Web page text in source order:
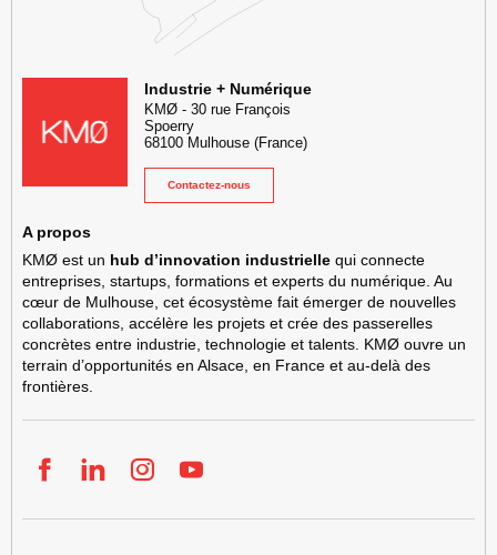
KMØ Hub d’innovation industrielle et lieu événementiel au cœur
Industrie + Numérique
KMØ- 30 rue François
Spoerry
68100 Mulhouse (France)
Contactez-nous
A propos
KMØ est un hub d’innovation industrielle qui connecte
entreprises, startups, formations et experts du numérique. Au
cœur de Mulhouse, cet écosystème fait émerger de nouvelles
collaborations, accélère les projets et crée des passerelles
concrètes entre industrie, technologie et talents. KMØ ouvre un
terrain d’opportunités en Alsace, en France et au-delà des
frontières.